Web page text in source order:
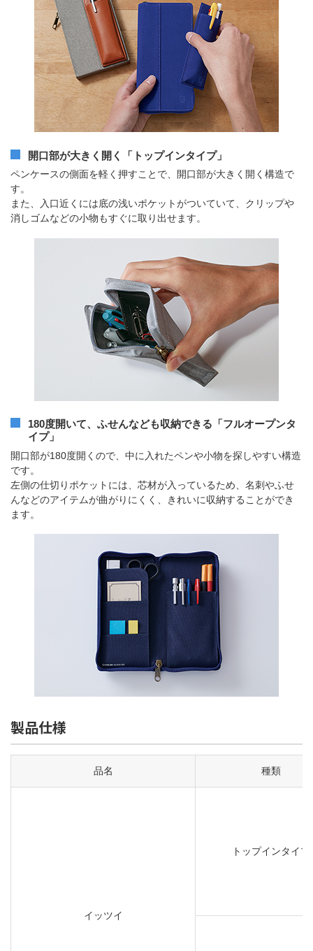
開口部が大きく開く「トップインタイプ」
ペンケースの側面を軽く押すことで、開口部が大きく開く構造で
す。
また、入口近くには底の浅いポケットがついていて、クリップや
消しゴムなどの小物もすぐに取り出せます。
180度開いて、ふせんなども収納できる「フルオープンタ
イプ」
開口部が180度開くので、中に入れたペンや小物を探しやすい構造
です。
左側の仕切りポケットには、芯材が入っているため、名刺やふせ
んなどのアイテムが曲がりにくく、きれいに収納することができ
ます。
製品仕様
品名 種類
イッツイ
トップインタイプ